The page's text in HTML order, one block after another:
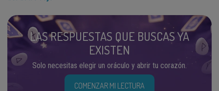
LAS RESPUESTAS QUE BUSCAS YA
EXISTEN
Solo necesitas elegir un oráculo y abrir tu corazón.
COMENZAR MI LECTURA